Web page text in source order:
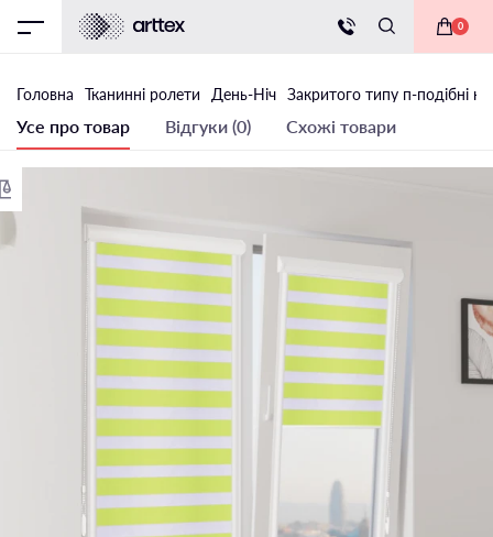
0
Головна Тканинні ролети День-Ніч Закритого типу п-подібні
Усе про товар Відгуки (0) Схожі товари